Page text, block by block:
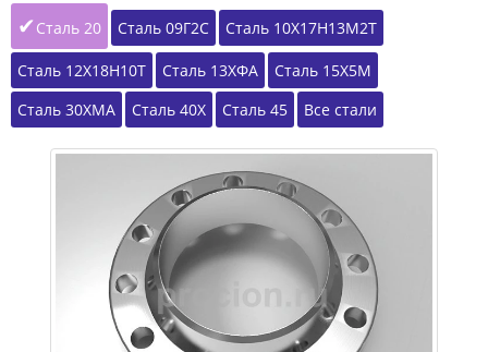
Сталь 20
Сталь 09Г2С Сталь 10Х17Н13М2Т
Сталь 12Х18Н10Т Сталь 13ХФА
Сталь 15Х5М
Сталь 30ХМА
Сталь 40Х Сталь 45 Все стали